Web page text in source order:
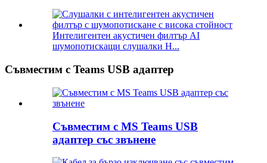
Интелигентен акустичен филтър AI
шумопотискащи слушалки H...
Съвместим с Teams USB адаптер
Съвместим с MS Teams USB
адаптер със звънене